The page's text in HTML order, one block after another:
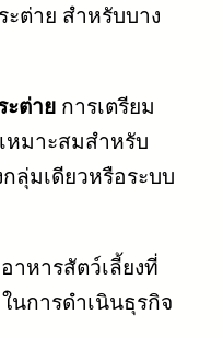
ะต่าย สำหรับบาง
ะต่าย การเตรียม
หมาะสมสำหรับ
กลุ่มเดียวหรือระบบ
าหารสัตว์เลี้ยงที่
นการดำเนินธุรกิจ